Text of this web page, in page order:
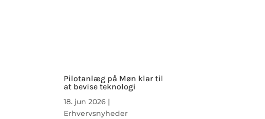
Pilotanlæg på Møn klar til
at bevise teknologi
18. jun 2026|
Erhvervsnyheder